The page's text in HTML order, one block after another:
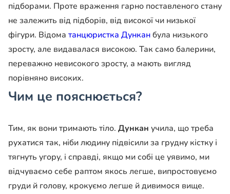
підборами. Проте враження гарно поставленого стану
не залежить від підборів, від високої чи низької
фігури. Відома танцюристка Дунканбула низького
зросту, але видавалася високою. Так само балерини,
переважно невисокого зросту, а мають вигляд
порівняно високих.
Чим це пояснюється?
Тим, як вони тримають тіло. Дункан учила, що треба
рухатися так, ніби людину підвісили за грудну кістку і
тягнуть угору, і справді, якщо ми собі це уявимо, ми
відчуваємо себе раптом якось легше, випростовуємо
груди й голову, крокуємо легше й дивимося вище.